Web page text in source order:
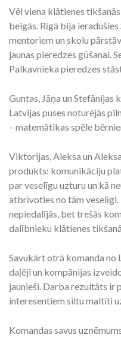
Vēl viena klātienes
beigās. Rīgā bija
mentoriem un skolu
jaunas pieredzes gūšanai.
Palkavnieka pieredzes
Guntas, Jāņa un Stefānijas
Latvijas puses noturējās
– matemātikas spēle
Viktorijas, Aleksa un
produkts: komunikāciju
par veselīgu uzturu un kā
atbrīvoties no tām
nepiedalījās, bet trešās
dalībnieku klātienes
Savukārt otrā komanda no
daļēji un kompānijas
jaunieši. Darba rezultāts ir
interesentiem siltu maltīti
Komandas savus